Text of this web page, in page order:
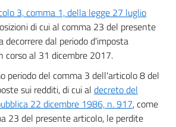
3, comma 1, della legge 27 luglio
di cui al comma 23 del presente
decorrere dal periodo d'imposta
corso al 31 dicembre 2017.
periodo del comma 3 dell'articolo 8 del
sui redditi, di cui al decreto del
22 dicembre 1986, n. 917, come
23 del presente articolo, le perdite